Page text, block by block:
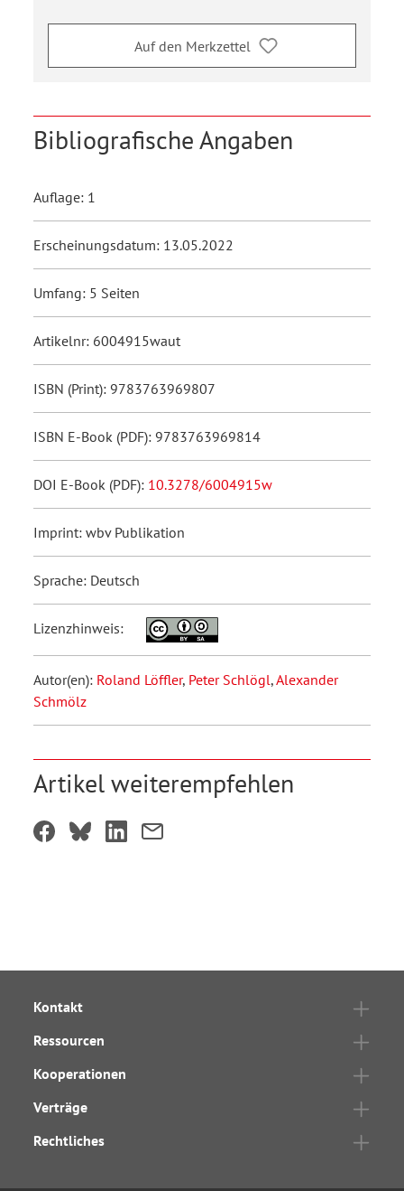
Auf den Merkzettel
Bibliografische Angaben
Auflage: 1
Erscheinungsdatum: 13.05.2022
Umfang: 5 Seiten
Artikelnr: 6004915waut
ISBN (Print): 9783763969807
ISBN E-Book (PDF): 9783763969814
DOI E-Book (PDF): 10.3278/6004915w
Imprint: wbv Publikation
Sprache: Deutsch
Lizenzhinweis:
Autor(en): Roland Löffler, Peter Schlögl,Alexander
Schmölz
Artikel weiterempfehlen
Kontakt
Ressourcen
Kooperationen
Verträge
Rechtliches